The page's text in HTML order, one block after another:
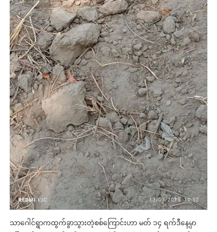
သာဂေါင်ရွာကထွက်ခွာသွားတဲ့စစ်ကြောင်းဟာ မတ် ၁၄ ရက်ဒီနေ့မှာ